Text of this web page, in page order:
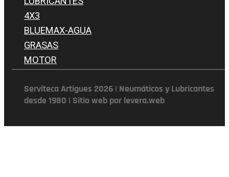
4X3
BLUEMAX-AGUA
GRASAS
MOTOR
Serviteca Artigues 2026 | Neumáticos y Lubricantes
desde 1980 | Sitio web por levera.web